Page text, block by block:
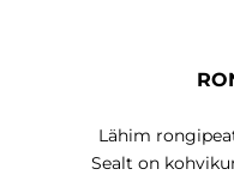
Lähim
Sealt on